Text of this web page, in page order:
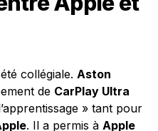
collégiale. Aston
de CarPlay Ultra
» tant pour
. Il a permis à Apple